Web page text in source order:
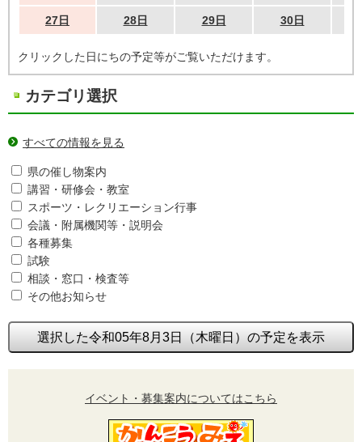
27日 28日 29日 30日
クリックした日にちの予定等がご覧いただけます。
カテゴリ選択
すべての情報を見る
県の催し物案内
講習・研修会・教室
スポーツ・レクリエーション行事
会議・附属機関等・説明会
各種募集
試験
相談・窓口・検査等
その他お知らせ
選択した令和05年8月3日（木曜日）の予定を表示
イベント・募集案内についてはこちら